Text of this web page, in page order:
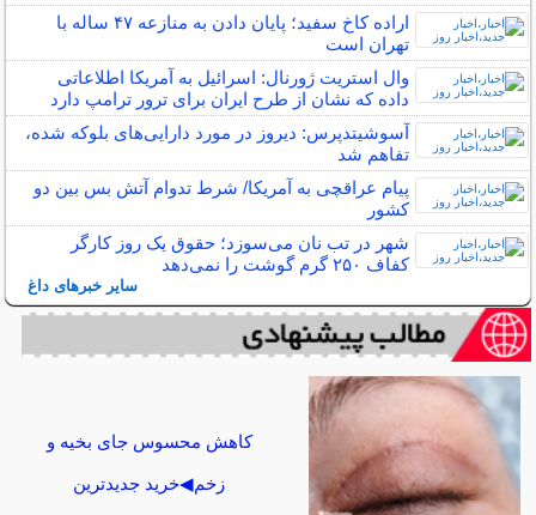
اراده کاخ سفید؛ پایان دادن به منازعه ۴۷ ساله با
تهران است
وال استریت ژورنال: اسرائیل به آمریکا اطلاعاتی
داده که نشان از طرح ایران برای ترور ترامپ دارد
آسوشیتدپرس: دیروز در مورد دارایی‌های بلوکه‌ شده،
تفاهم شد
پیام عراقچی به آمریکا/ شرط تدوام آتش بس بین دو
کشور
شهر در تب نان می‌سوزد؛ حقوق یک روز کارگر
کفاف ۲۵۰ گرم گوشت را نمی‌دهد
سایر خبرهای داغ
کاهش محسوس جای بخیه و
زخم◀خرید جدیدترین